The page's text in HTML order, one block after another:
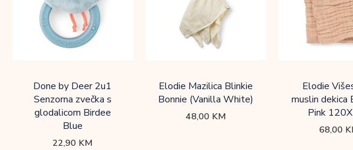
Done by Deer 2u1
Senzorna zvečka s
glodalicom Birdee
Blue
22,90 KM
Elodie Mazilica Blinkie
Bonnie (Vanilla White)
48,00 KM
Elodie
muslin dekica
Pink
68,00